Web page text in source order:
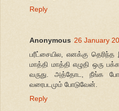
Reply
Anonymous 26 January
பரீட்சையில, எனக்கு
மாத்தி மாத்தி எழுதி ஒரு
வருது. அத்தோட, நீங்க
வரைபடமும் போடுவேன்.
Reply